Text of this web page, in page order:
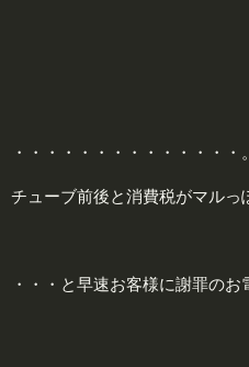
・・・・・・・・・・・・・・。
チューブ前後と消費税がマルっ
・・・と早速お客様に謝罪のお